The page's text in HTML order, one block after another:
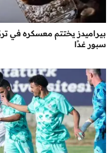
بيراميدز يختتم معسكره في
سبور غدًا